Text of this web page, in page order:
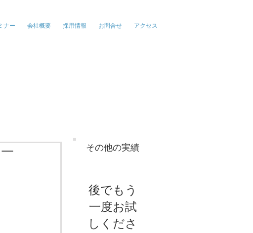
ナー 会社概要 採用情報 お問合せ アクセス
その他の実績
後でもう
一度お試
しくださ